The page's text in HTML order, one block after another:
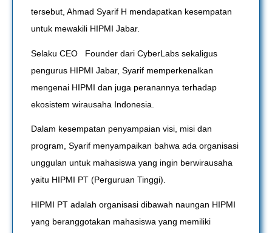
tersebut, Ahmad Syarif H mendapatkan kesempatan
untuk mewakili HIPMI Jabar.
Selaku CEO Founder dari CyberLabs sekaligus
pengurus HIPMI Jabar, Syarif memperkenalkan
mengenai HIPMI dan juga peranannya terhadap
ekosistem wirausaha Indonesia.
Dalam kesempatan penyampaian visi, misi dan
program, Syarif menyampaikan bahwa ada organisasi
unggulan untuk mahasiswa yang ingin berwirausaha
yaitu HIPMI PT (Perguruan Tinggi).
HIPMI PT adalah organisasi dibawah naungan HIPMI
yang beranggotakan mahasiswa yang memiliki